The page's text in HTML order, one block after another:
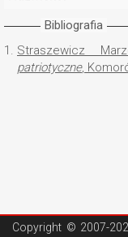
Bibliografia
1. Straszewicz
patriotyczne,
Copyright © 2007-